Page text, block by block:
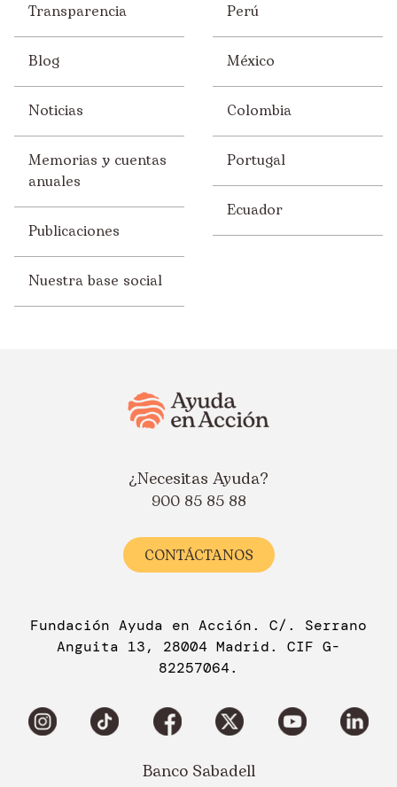
Transparencia
Blog
Noticias
Memorias y cuentas
anuales
Publicaciones
Nuestra base social
Perú
México
Colombia
Portugal
Ecuador
¿Necesitas Ayuda?
900 85 85 88
CONTÁCTANOS
Fundación Ayuda en Acción. C/. Serrano
Anguita 13, 28004 Madrid. CIF G-
82257064.
Banco Sabadell